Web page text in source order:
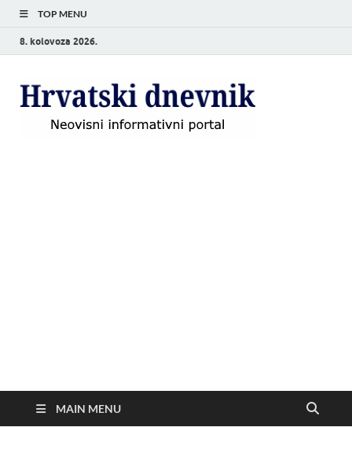
TOP MENU
8. kolovoza 2026.
MAIN MENU